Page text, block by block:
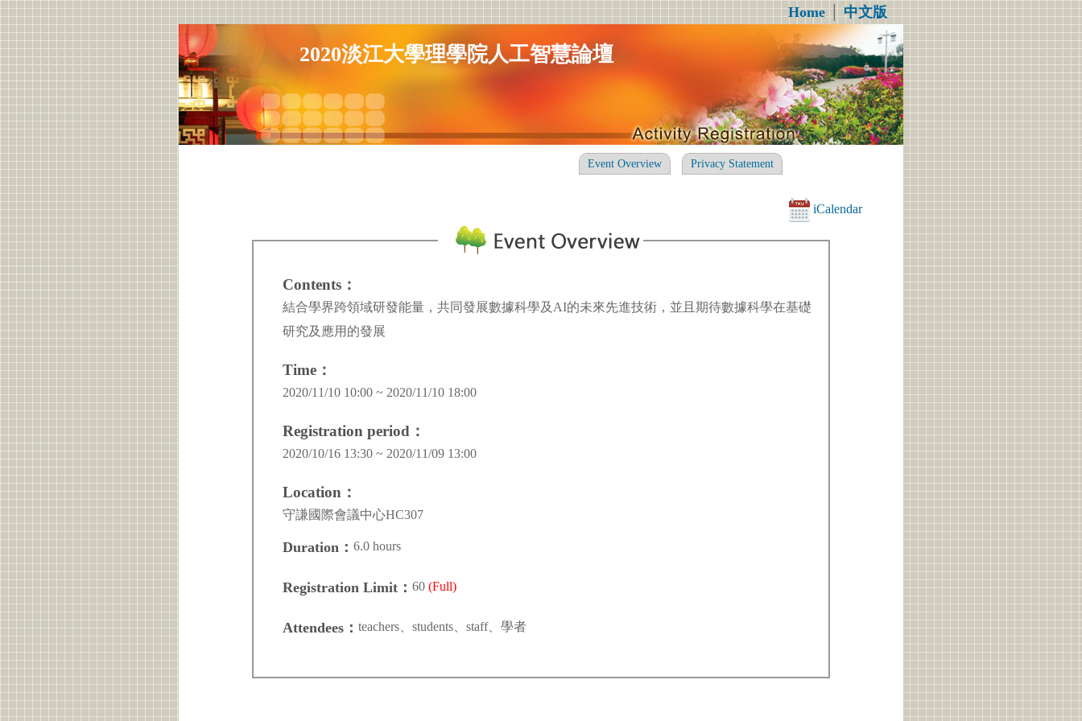
Home│中文版
2020淡江大學理學院人工智慧論壇
Event Overview Privacy Statement
iCalendar
Contents：
結合學界跨領域研發能量，共同發展數據科學及AI的未來先進技術，並且期待數據科學在基礎
研究及應用的發展
Time：
2020/11/10 10:00 ~ 2020/11/10 18:00
Registration period：
2020/10/16 13:30 ~ 2020/11/09 13:00
Location：
守謙國際會議中心HC307
Duration： 6.0 hours
Registration Limit： 60 (Full)
Attendees： teachers、students、staff、學者